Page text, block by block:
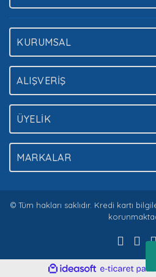
KURUMSAL
ALIŞVERİŞ
ÜYELİK
MARKALAR
© Tüm hakları saklıdır. Kredi kartı
ideasoft